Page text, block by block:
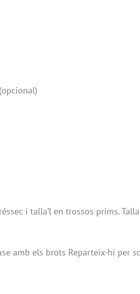
i talla’l en trossos prims.
amb els brots Reparteix-hi per